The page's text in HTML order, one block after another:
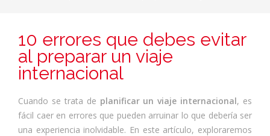
10 errores que debes evitar
al preparar un viaje
internacional
Cuando se trata de planificar un viaje internacional, es
fácil caer en errores que pueden arruinar lo que debería ser
una experiencia inolvidable. En este artículo, exploraremos